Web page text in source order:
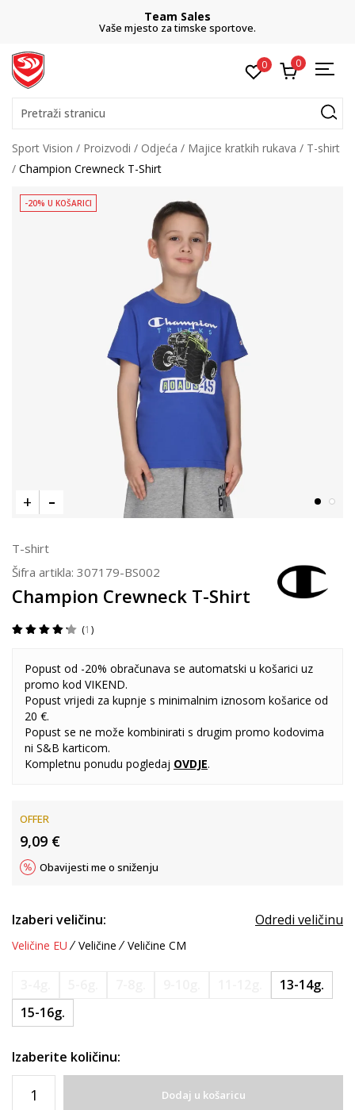
Team Sales
Vaše mjesto za timske sportove.
0 0
Pretraži stranicu
Sport Vision Proizvodi Odjeća Majice kratkih rukava
T-shirt
Champion Crewneck T-Shirt
-20% U KOŠARICI
T-shirt
Šifra artikla: 307179-BS002
Champion Crewneck T-Shirt
1
Popust od -20% obračunava se automatski u košarici uz
promo kod VIKEND.
Popust vrijedi za kupnje s minimalnim iznosom košarice od
20 €.
Popust se ne može kombinirati s drugim promo kodovima
ni S&B karticom.
Kompletnu ponudu pogledaj OVDJE.
OFFER
9,09 €
Obavijesti me o sniženju
Izaberi veličinu: Odredi veličinu
Veličine EU Veličine Veličine CM
13-14g.
15-16g.
Izaberite količinu:
Dodaj u košaricu